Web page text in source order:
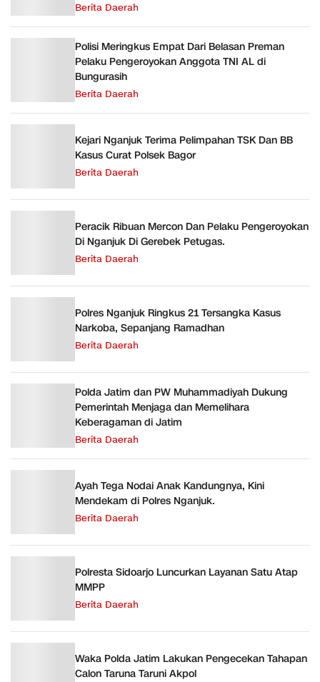
Berita Daerah
Polisi Meringkus Empat Dari Belasan Preman
Pelaku Pengeroyokan Anggota TNI AL di
Bungurasih
Berita Daerah
Kejari Nganjuk Terima Pelimpahan TSK Dan BB
Kasus Curat Polsek Bagor
Berita Daerah
Peracik Ribuan Mercon Dan Pelaku Pengeroyokan
Di Nganjuk Di Gerebek Petugas.
Berita Daerah
Polres Nganjuk Ringkus 21 Tersangka Kasus
Narkoba, Sepanjang Ramadhan
Berita Daerah
Polda Jatim dan PW Muhammadiyah Dukung
Pemerintah Menjaga dan Memelihara
Keberagaman di Jatim
Berita Daerah
Ayah Tega Nodai Anak Kandungnya, Kini
Mendekam di Polres Nganjuk.
Berita Daerah
Polresta Sidoarjo Luncurkan Layanan Satu Atap
MMPP
Berita Daerah
Waka Polda Jatim Lakukan Pengecekan Tahapan
Calon Taruna Taruni Akpol